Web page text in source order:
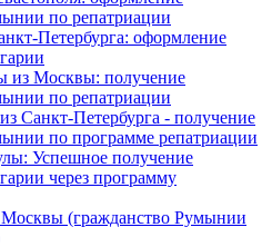
по репатриации
Петербурга: оформление
из Москвы: получение
по репатриации
Санкт-Петербурга - получение
по программе репатриации
Успешное получение
через программу
Москвы (гражданство Румынии